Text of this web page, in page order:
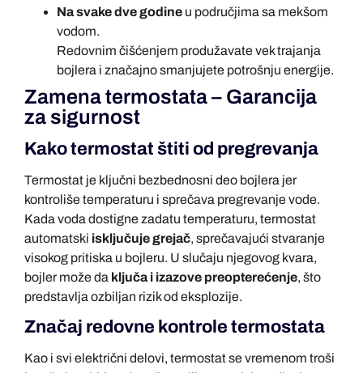
Na svake dve godine u područjima sa mekšom
vodom.
Redovnim čišćenjem produžavate vek trajanja
bojlera i značajno smanjujete potrošnju energije.
Zamena termostata – Garancija
za sigurnost
Kako termostat štiti od pregrevanja
Termostat je ključni bezbednosni deo bojlera jer
kontroliše temperaturu i sprečava pregrevanje vode.
Kada voda dostigne zadatu temperaturu, termostat
automatski isključuje grejač, sprečavajući stvaranje
visokog pritiska u bojleru. U slučaju njegovog kvara,
bojler može da ključa i izazove preopterećenje, što
predstavlja ozbiljan rizik od eksplozije.
Značaj redovne kontrole termostata
Kao i svi električni delovi, termostat se vremenom troši